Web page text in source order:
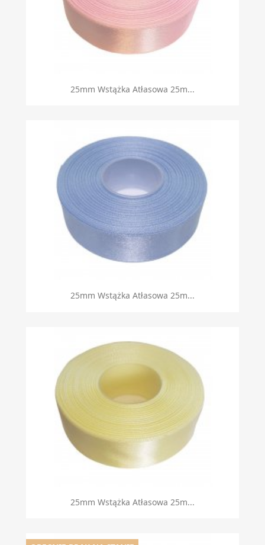
25mm Wstążka Atłasowa 25m...
25mm Wstążka Atłasowa 25m...
25mm Wstążka Atłasowa 25m...